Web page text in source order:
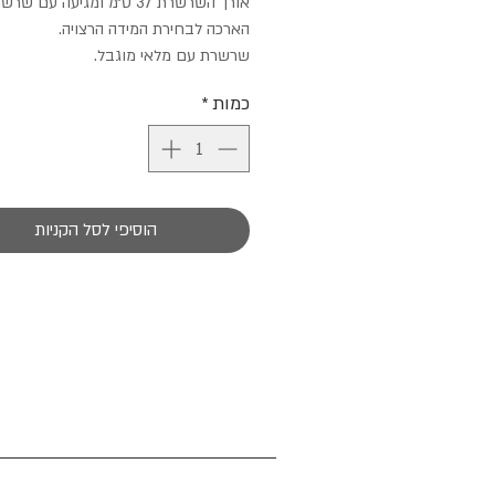
הארכה לבחירת המידה הרצויה.
שרשרת עם מלאי מוגבל.
כמות*
הוסיפי לסל הקניות